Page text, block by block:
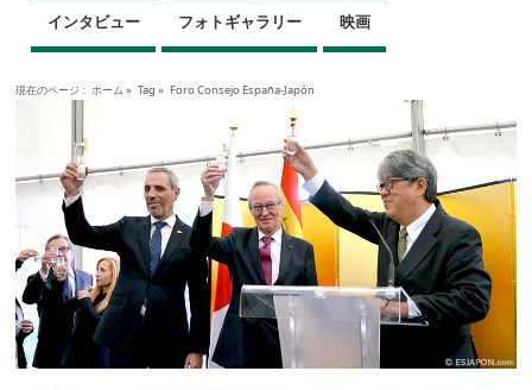
インタビュー フォトギャラリー 映画
現在のページ : ホーム » Tag » Foro Consejo España-Japón